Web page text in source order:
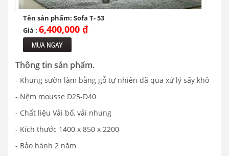
Tên sản phẩm: Sofa T- 53
Giá : 6,400,000 ₫
MUA NGAY
Thông tin sản phẩm.
- Khung sườn làm bằng gỗ tự nhiên đã qua xử lý sấy khô
- Nệm mousse D25-D40
- Chất liệu Vải bố, vải nhung
- Kích thước 1400 x 850 x 2200
- Bảo hành 2 năm